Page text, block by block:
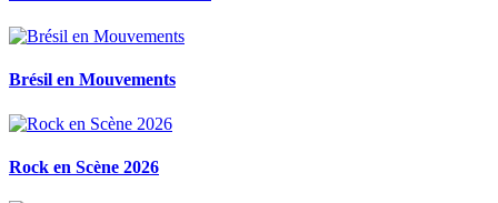
Brésil en Mouvements
Rock en Scène 2026